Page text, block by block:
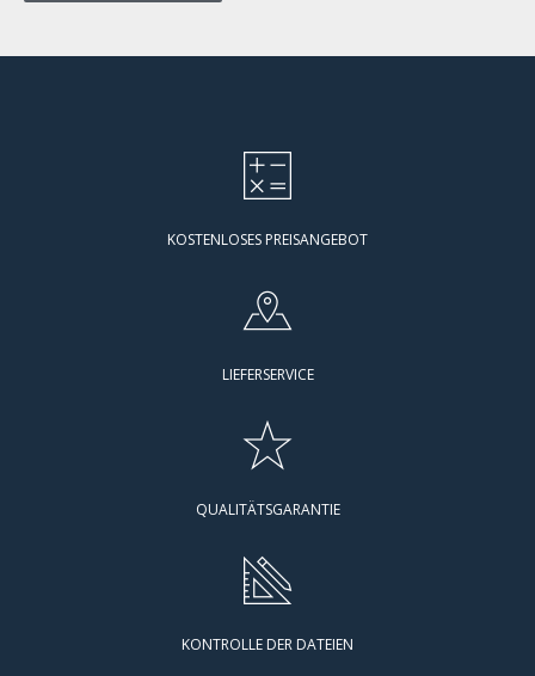
KOSTENLOSES PREISANGEBOT
LIEFERSERVICE
QUALITÄTSGARANTIE
KONTROLLE DER DATEIEN